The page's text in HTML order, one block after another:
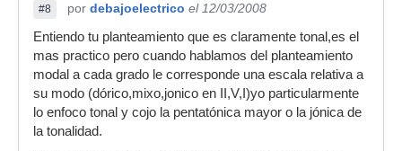
#8 por debajoelectrico el 12/03/2008
Entiendo tu planteamiento que es claramente tonal,es el
mas practico pero cuando hablamos del planteamiento
modal a cada grado le corresponde una escala relativa a
su modo (dórico,mixo,jonico en II,V,I)yo particularmente
lo enfoco tonal y cojo la pentatónica mayor o la jónica de
la tonalidad.